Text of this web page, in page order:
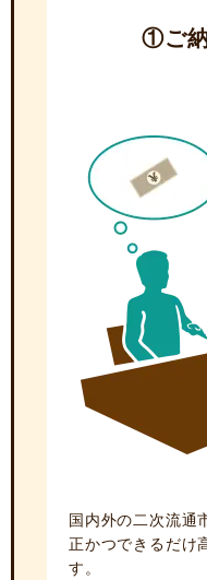
①ご
国内外の二次流通
正かつできるだけ
す。